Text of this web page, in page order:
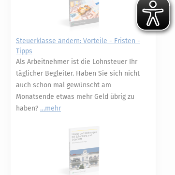
Steuerklasse ändern: Vorteile - Fristen -
Tipps
Als Arbeitnehmer ist die Lohnsteuer Ihr
täglicher Begleiter. Haben Sie sich nicht
auch schon mal gewünscht am
Monatsende etwas mehr Geld übrig zu
haben?
mehr